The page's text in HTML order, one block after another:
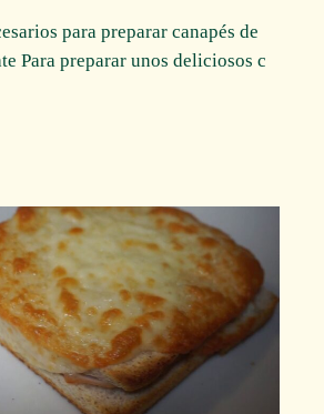
para preparar canapés de
Para preparar unos deliciosos c